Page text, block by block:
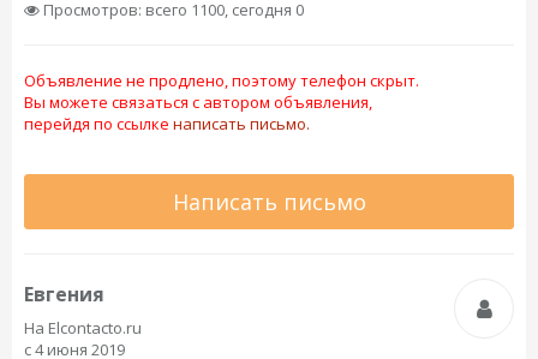
Просмотров: всего 1100, сегодня 0
Объявление не продлено, поэтому телефон скрыт.
Вы можете связаться с автором объявления,
перейдя по ссылке написать письмо.
Написать письмо
Евгения
На Elcontacto.ru
с 4 июня 2019